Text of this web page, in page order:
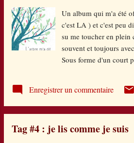
certaine tant Camille Brissot
quelques pistes. Peu à peu,
comprend mieux les
réactions jusqu'à ce que la
Juliette. Que feriez-vous si
reste peu de temps...
Un album qui m'a été
c'est LA ) et c'est peu
su me toucher en
souvent et toujours
Sous forme d'un court
Sophie Lescaut
l'introspection mais
scène les événements
Enregistrer un commentaire
Tag #4 : je lis comme je suis